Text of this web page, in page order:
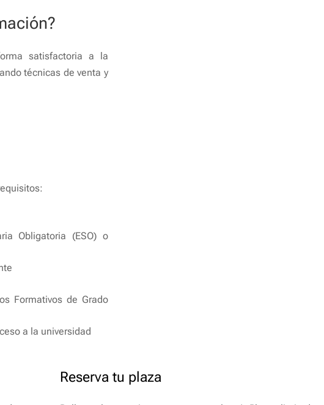
satisfactoria a la
técnicas de venta y
Obligatoria (ESO) o
Formativos de Grado
a la universidad
Reserva tu plaza